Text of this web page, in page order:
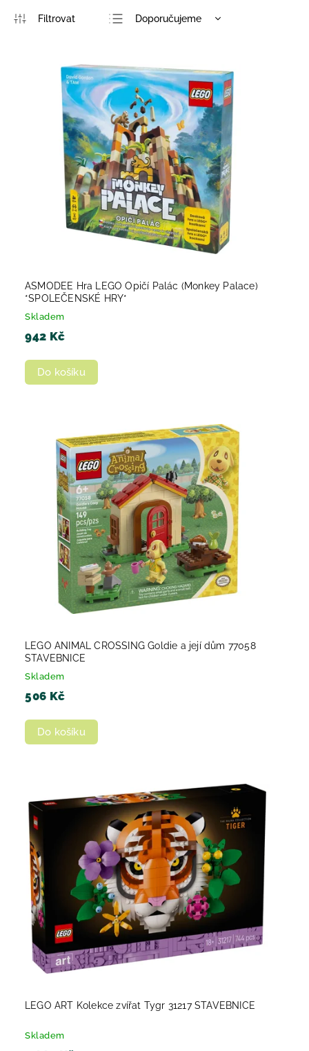
Doporučujeme
Nejprodávanější
Abecedně
ASMODEE Hra LEGO Opičí Palác (Monkey Palace)
*SPOLEČENSKÉ HRY*
Skladem
942 Kč
Do košíku
LEGO ANIMAL CROSSING Goldie a její dům 77058
STAVEBNICE
Skladem
506 Kč
Do košíku
LEGO ART Kolekce zvířat Tygr 31217 STAVEBNICE
Skladem